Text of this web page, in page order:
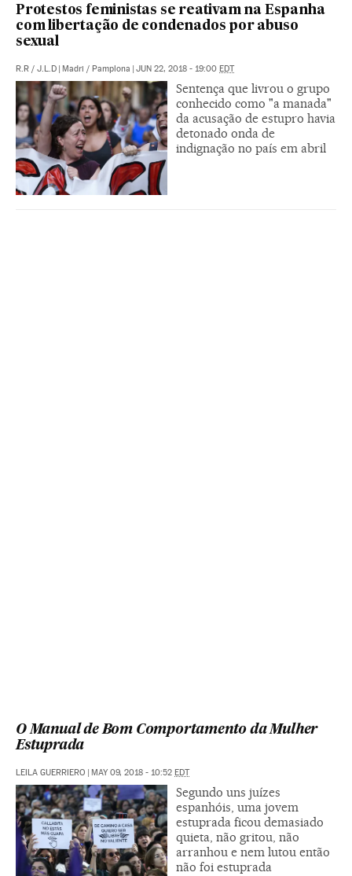
Protestos feministas se reativam na Espanha
com libertação de condenados por abuso
sexual
R.R / J.L.D Madri / Pamplona JUN 22, 2018 - 19:00 EDT
Sentença que livrou o grupo
conhecido como "a manada"
da acusação de estupro havia
detonado onda de
indignação no país em abril
O Manual de Bom Comportamento da Mulher
Estuprada
LEILA GUERRIERO MAY 09, 2018 - 10:52 EDT
Segundo uns juízes
espanhóis, uma jovem
estuprada ficou demasiado
quieta, não gritou, não
arranhou e nem lutou então
não foi estuprada